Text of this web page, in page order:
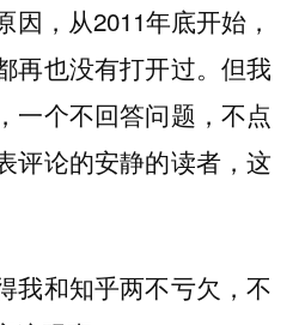
，从2011年底开始，
再也没有打开过。但我
一个不回答问题，不点
评论的安静的读者，这
我和知乎两不亏欠，不